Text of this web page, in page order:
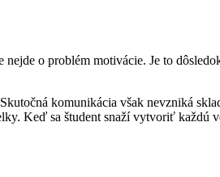
o problém motivácie. Je to
komunikácia však nevzniká
Keď sa študent snaží vytvoriť každú